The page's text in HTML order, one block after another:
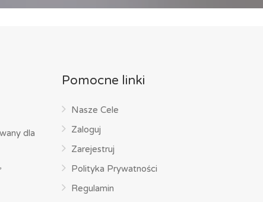
dla
Pomocne linki
Nasze Cele
Zaloguj
Zarejestruj
Polityka Prywatności
Regulamin